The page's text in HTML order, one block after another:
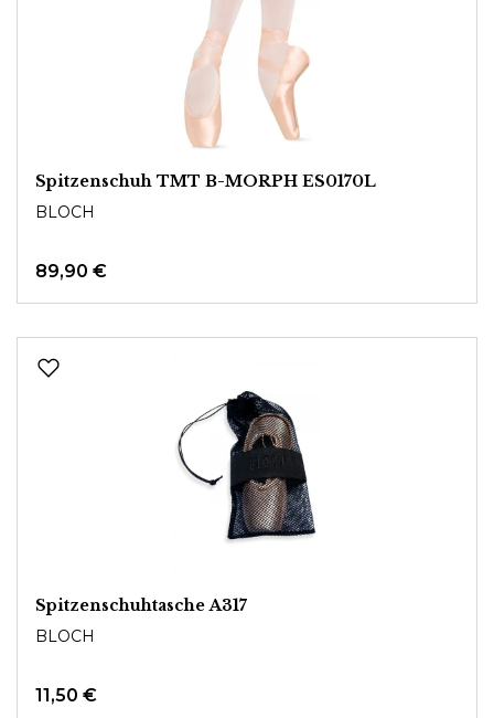
Spitzenschuh TMT B-MORPH ES0170L
BLOCH
89,90 €
Spitzenschuhtasche A317
BLOCH
11,50 €